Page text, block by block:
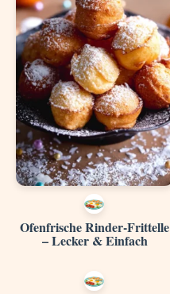
Ofenfrische Rinder-Frittelle
– Lecker & Einfach